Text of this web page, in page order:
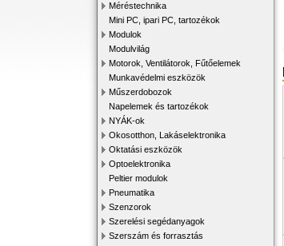
Méréstechnika
Mini PC, ipari PC, tartozékok
Modulok
Modulvilág
Motorok, Ventilátorok, Fűtőelemek
Munkavédelmi eszközök
Műszerdobozok
Napelemek és tartozékok
NYÁK-ok
Okosotthon, Lakáselektronika
Oktatási eszközök
Optoelektronika
Peltier modulok
Pneumatika
Szenzorok
Szerelési segédanyagok
Szerszám és forrasztás